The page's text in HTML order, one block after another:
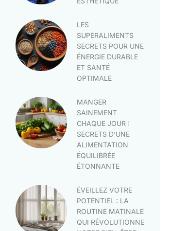
LES
SUPERALIMENTS
SECRETS POUR UNE
ÉNERGIE DURABLE
ET SANTÉ
OPTIMALE
MANGER
SAINEMENT
CHAQUE JOUR :
SECRETS D’UNE
ALIMENTATION
ÉQUILIBRÉE
ÉTONNANTE
ÉVEILLEZ VOTRE
POTENTIEL : LA
ROUTINE MATINALE
QUI RÉVOLUTIONNE